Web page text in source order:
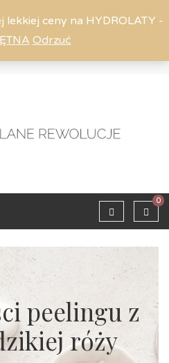
ceny na HYDROLATY -
Odrzuć
0
peelingu z
róży